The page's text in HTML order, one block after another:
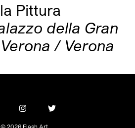
Pittura
della Gran
/ Verona
© 2026 Flash Art